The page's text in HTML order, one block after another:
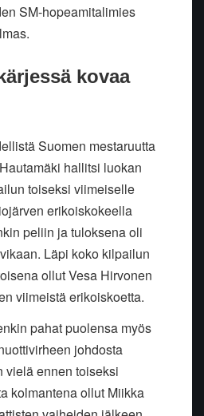
SM-hopeamitalimies
kovaa
Suomen mestaruutta
hallitsi luokan
toiseksi viimeiselle
erikoiskokeella
peliin ja tuloksena oli
Läpi koko kilpailun
ollut Vesa Hirvonen
viimeistä erikoiskoetta.
pahat puolensa myös
johdosta
vielä ennen toiseksi
kolmantena ollut Miikka